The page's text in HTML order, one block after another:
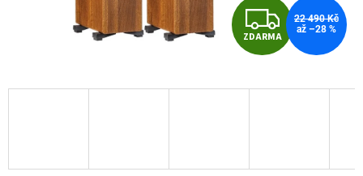
Z
D
A
ZDARMA
22 490 Kč
až –28 %